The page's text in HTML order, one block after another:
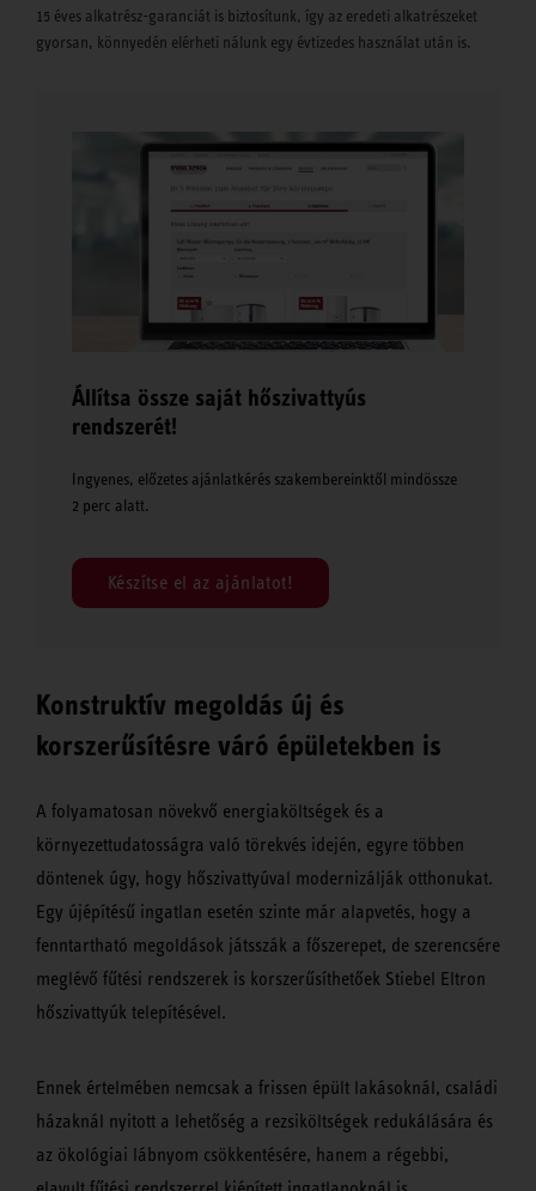
15 éves alkatrész-garanciát is biztosítunk, így az eredeti alkatrészeket
gyorsan, könnyedén elérheti nálunk egy évtizedes használat után is.
Állítsa össze saját hőszivattyús
rendszerét!
Ingyenes, előzetes ajánlatkérés szakembereinktől mindössze
2 perc alatt.
Készítse el az ajánlatot!
Konstruktív megoldás új és
korszerűsítésre váró épületekben is
A folyamatosan növekvő energiaköltségek és a
környezettudatosságra való törekvés idején, egyre többen
döntenek úgy, hogy hőszivattyúval modernizálják otthonukat.
Egy újépítésű ingatlan esetén szinte már alapvetés, hogy a
fenntartható megoldások játsszák a főszerepet, de szerencsére
meglévő fűtési rendszerek is korszerűsíthetőek Stiebel Eltron
hőszivattyúk telepítésével.
Ennek értelmében nemcsak a frissen épült lakásoknál, családi
házaknál nyitott a lehetőség a rezsiköltségek redukálására és
az ökológiai lábnyom csökkentésére, hanem a régebbi,